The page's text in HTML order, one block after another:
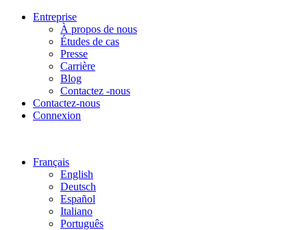
Entreprise
À propos de nous
Études de cas
Presse
Carrière
Blog
Contactez -nous
Contactez-nous
Connexion
Français
English
Deutsch
Español
Italiano
Português